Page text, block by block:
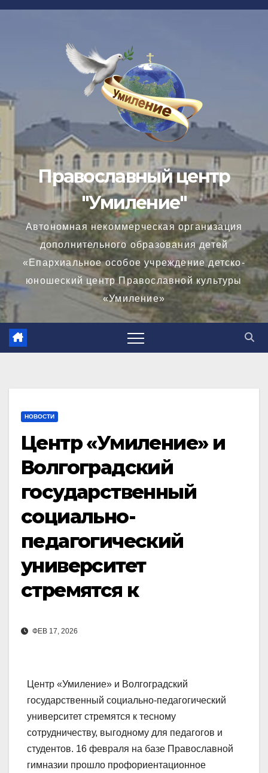
Перейти
Православный центр
"Умиление"
Автономная некоммерческая организация
дополнительного образования детей
«Епархиальное особое учреждение детско-
юношеский центр Православной культуры
«Умиление»
НОВОСТИ
Центр «Умиление» и
Волгоградский
государственный
социально-
педагогический
университет
стремятся к
ФЕВ 17, 2026
Центр «Умиление» и Волгоградский
государственный социально-педагогический
университет стремятся к тесному
сотрудничеству, выгодному для педагогов и
студентов. 16 февраля на базе Православной
гимназии прошло профориентационное